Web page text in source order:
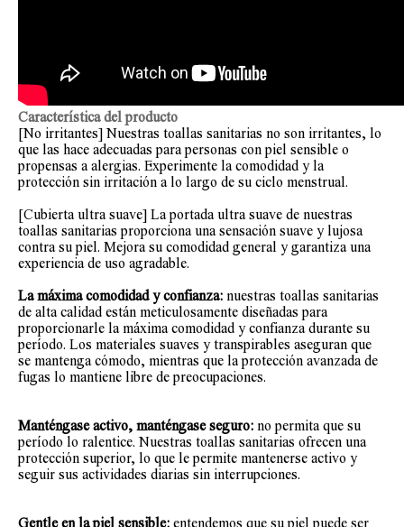
Característica del producto
[No irritantes] Nuestras toallas sanitarias no son irritantes, lo
que las hace adecuadas para personas con piel sensible o
propensas a alergias. Experimente la comodidad y la
protección sin irritación a lo largo de su ciclo menstrual.
[Cubierta ultra suave] La portada ultra suave de nuestras
toallas sanitarias proporciona una sensación suave y lujosa
contra su piel. Mejora su comodidad general y garantiza una
experiencia de uso agradable.
La máxima comodidad y confianza: nuestras toallas sanitarias
de alta calidad están meticulosamente diseñadas para
proporcionarle la máxima comodidad y confianza durante su
período. Los materiales suaves y transpirables aseguran que
se mantenga cómodo, mientras que la protección avanzada de
fugas lo mantiene libre de preocupaciones.
Manténgase activo, manténgase seguro: no permita que su
período lo ralentice. Nuestras toallas sanitarias ofrecen una
protección superior, lo que le permite mantenerse activo y
seguir sus actividades diarias sin interrupciones.
Gentle en la piel sensible: entendemos que su piel puede ser